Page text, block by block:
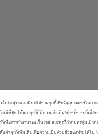
\
การสั่งซื้อสินค้าและการรับป
ว็บไซต์ของเรามีการใช้งานคุกกี้เพื่อวัตถุประสงค์ในการ
ห้ดีที่สุด ได้แก่ คุกกี้ที่มีความจำเป็นอย่างยิ่ง คุกกี้เพื่อก
เพื่อการทำงานของเว็บไซต์ และคุกกี้กำหนดกลุ่มเป้าห
ตั้งค่าคุกกี้เพิ่มเติมเพื่อความเป็นส่วนตัวของท่านได้ใน